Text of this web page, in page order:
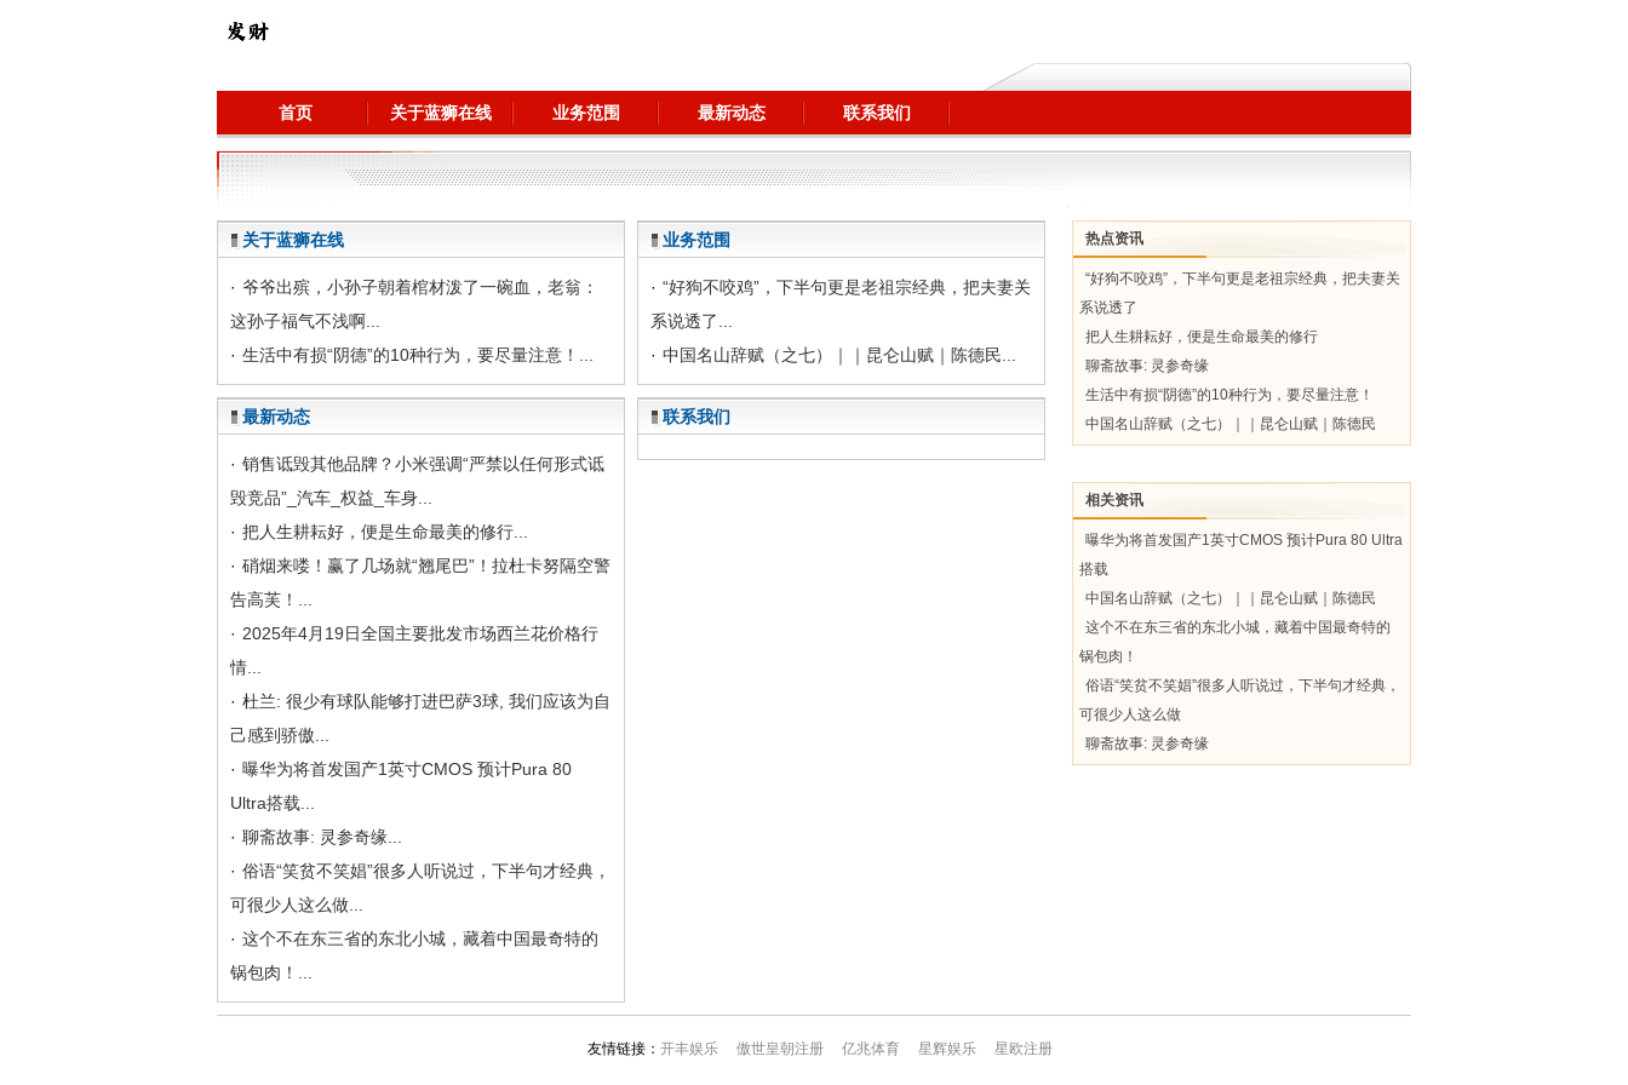
首页 关于蓝狮在线 业务范围 最新动态 联系我们
关于蓝狮在线
· 爷爷出殡，小孙子朝着棺材泼了一碗血，老翁：
这孙子福气不浅啊...
· 生活中有损“阴德”的10种行为，要尽量注意！...
业务范围
· “好狗不咬鸡”，下半句更是老祖宗经典，把夫妻关
系说透了...
· 中国名山辞赋（之七）｜｜昆仑山赋｜陈德民...
最新动态
· 销售诋毁其他品牌？小米强调“严禁以任何形式诋
毁竞品”_汽车_权益_车身...
· 把人生耕耘好，便是生命最美的修行...
· 硝烟来喽！赢了几场就“翘尾巴”！拉杜卡努隔空警
告高芙！...
· 2025年4月19日全国主要批发市场西兰花价格行
情...
· 杜兰: 很少有球队能够打进巴萨3球, 我们应该为自
己感到骄傲...
· 曝华为将首发国产1英寸CMOS 预计Pura 80
Ultra搭载...
· 聊斋故事: 灵参奇缘...
· 俗语“笑贫不笑娼”很多人听说过，下半句才经典，
可很少人这么做...
· 这个不在东三省的东北小城，藏着中国最奇特的
锅包肉！...
联系我们
热点资讯
“好狗不咬鸡”，下半句更是老祖宗经典，把夫妻关
系说透了
把人生耕耘好，便是生命最美的修行
聊斋故事: 灵参奇缘
生活中有损“阴德”的10种行为，要尽量注意！
中国名山辞赋（之七）｜｜昆仑山赋｜陈德民
相关资讯
曝华为将首发国产1英寸CMOS 预计Pura 80 Ultra
搭载
中国名山辞赋（之七）｜｜昆仑山赋｜陈德民
这个不在东三省的东北小城，藏着中国最奇特的
锅包肉！
俗语“笑贫不笑娼”很多人听说过，下半句才经典，
可很少人这么做
聊斋故事: 灵参奇缘
友情链接： 开丰娱乐 傲世皇朝注册 亿兆体育 星辉娱乐 星欧注册